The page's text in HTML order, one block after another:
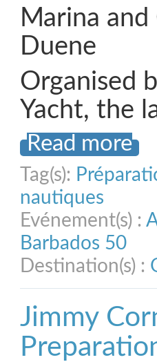
Marina
Duene
Organised
Yacht, the
Read more
Tag(s):
nautiques
Evénement(s) :
Barbados 50
Destination(s) :
Jimmy